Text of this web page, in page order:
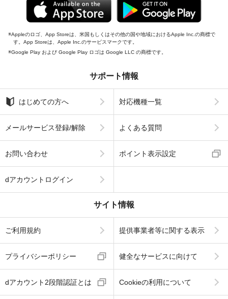
Appleのロゴ、App Storeは、米国もしくはその他の国や地域におけるApple Inc.の商標で
す。App Storeは、Apple Inc.のサービスマークです。
Google Play および Google Play ロゴは Google LLC の商標です。
サポート情報
はじめての方へ 対応機種一覧
メールサービス登録/解除 よくある質問
お問い合わせ ポイント表示設定
dアカウントログイン
サイト情報
ご利用規約 提供事業者等に関する表示
プライバシーポリシー 健全なサービスに向けて
dアカウント2段階認証とは Cookieの利用について